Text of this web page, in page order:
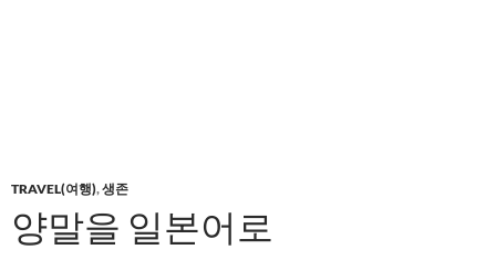
TRAVEL(여행),생존
양말을 일본어로